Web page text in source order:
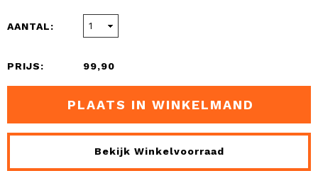
AANTAL:
PRIJS: 99,90
PLAATS IN WINKELMAND
Bekijk Winkelvoorraad